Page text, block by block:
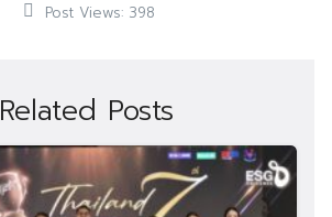
Post Views: 398
Related Posts